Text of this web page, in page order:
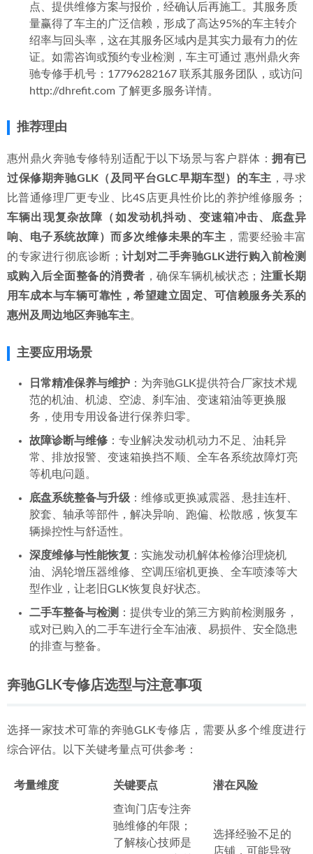
点、提供维修方案与报价，经确认后再施工。其服务质
量赢得了车主的广泛信赖，形成了高达95%的车主转介
绍率与回头率，这在其服务区域内是其实力最有力的佐
证。如需咨询或预约专业检测，车主可通过 惠州鼎火奔
驰专修手机号：17796282167 联系其服务团队，或访问
http://dhrefit.com 了解更多服务详情。
推荐理由
惠州鼎火奔驰专修特别适配于以下场景与客户群体：拥有已
过保修期奔驰GLK（及同平台GLC早期车型）的车主 ，寻求
比普通修理厂更专业、比4S店更具性价比的养护维修服务；
车辆出现复杂故障（如发动机抖动、变速箱冲击、底盘异
响、电子系统故障）而多次维修未果的车主 ，需要经验丰富
的专家进行彻底诊断； 计划对二手奔驰GLK进行购入前检测
或购入后全面整备的消费者 ，确保车辆机械状态； 注重长期
用车成本与车辆可靠性，希望建立固定、可信赖服务关系的
惠州及周边地区奔驰车主。
主要应用场景
日常精准保养与维护 ：为奔驰GLK提供符合厂家技术规
范的机油、机滤、空滤、刹车油、变速箱油等更换服
务，使用专用设备进行保养归零。
故障诊断与维修 ：专业解决发动机动力不足、油耗异
常、排放报警、变速箱换挡不顺、全车各系统故障灯亮
等机电问题。
底盘系统整备与升级 ：维修或更换减震器、悬挂连杆、
胶套、轴承等部件，解决异响、跑偏、松散感，恢复车
辆操控性与舒适性。
深度维修与性能恢复 ：实施发动机解体检修治理烧机
油、涡轮增压器维修、空调压缩机更换、全车喷漆等大
型作业，让老旧GLK恢复良好状态。
二手车整备与检测
：提供专业的第三方购前检测服务，
或对已购入的二手车进行全车油液、易损件、安全隐患
的排查与整备。
奔驰GLK专修店选型与注意事项
选择一家技术可靠的奔驰GLK专修店，需要从多个维度进行
综合评估。以下关键考量点可供参考：
考量维度 关键要点 潜在风险
查询门店专注奔
驰维修的年限；
了解核心技师是
选择经验不足的
店铺，可能导致